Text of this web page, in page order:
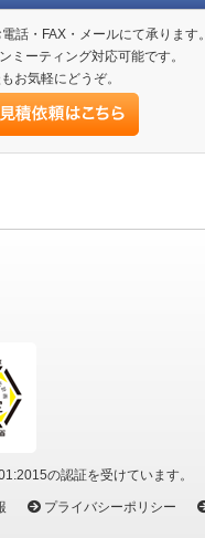
話・FAX・メールにて承ります。
ミーティング対応可能です。
お気軽にどうぞ。
の認証を受けています。
プライバシーポリシー